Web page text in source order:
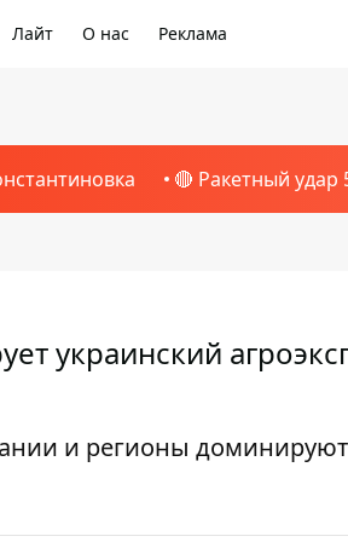
Лайт О нас Реклама
🔴 Ракетный удар
украинский
и регионы